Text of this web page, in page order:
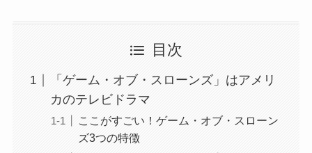
目次
「ゲーム・オブ・スローンズ」はアメリ
カのテレビドラマ
ここがすごい！ゲーム・オブ・スローン
ズ3つの特徴